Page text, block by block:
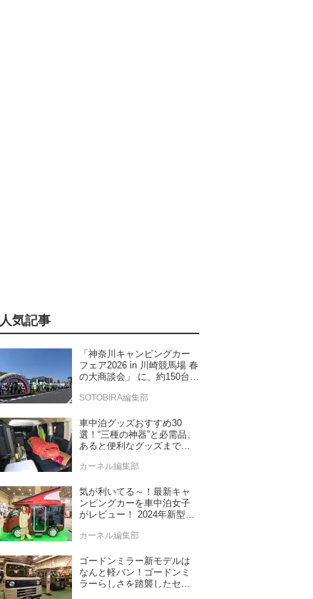
人気記事
「神奈川キャンピングカー
フェア2026 in 川崎競馬場 春
の大商談会」 に、約150台の
SOTOBIRA編集部
車中泊グッズおすすめ30
選！“三種の神器”と必需品、
あると便利なグッズまで車
カーネル編集部
気が利いてる～！最新キャ
ンピングカーを車中泊女子
がレビュー！ 2024年新型モ
カーネル編集部
ゴードンミラー新モデルは
なんと軽バン！ゴードンミ
ラーらしさを踏襲したセン